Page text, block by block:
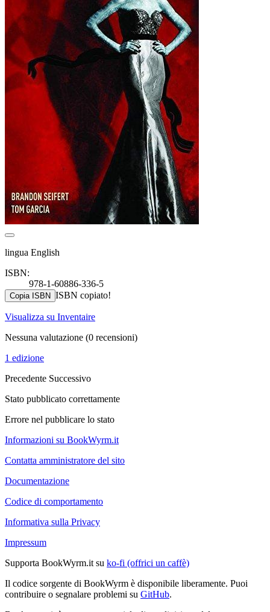
lingua English
ISBN:
978-1-60886-336-5
Copia ISBN ISBN copiato!
Visualizza su Inventaire
Nessuna valutazione (0 recensioni)
1 edizione
Precedente Successivo
Stato pubblicato correttamente
Errore nel pubblicare lo stato
Informazioni su BookWyrm.it
Contatta amministratore del sito
Documentazione
Codice di comportamento
Informativa sulla Privacy
Impressum
Supporta BookWyrm.it su ko-fi (offrici un caffè)
Il codice sorgente di BookWyrm è disponibile liberamente. Puoi
contribuire o segnalare problemi su GitHub.